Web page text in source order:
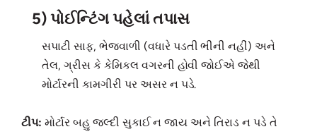
5) પોઈન્ટિંગ પહેલાં તપાસ
સપાટી સાફ, ભેજવાળી (વધારે પડતી ભીની નહીં) અને
તેલ, ગ્રીસ કે કેમિકલ વગરની હોવી જોઈએ જેથી
મોર્ટારની કામગીરી પર અસર ન પડે.
ટીપ: મોર્ટાર બહુ જલ્દી સુકાઈ ન જાય અને તિરાડ ન પડે તે